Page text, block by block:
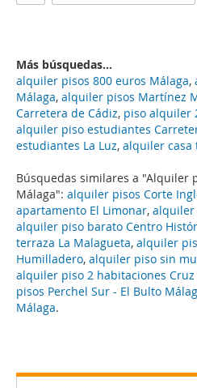
Búsquedas similares a "Alquiler
Málaga": alquiler pisos Corte
apartamento El Limonar, alquiler
alquiler piso barato Centro
terraza La Malagueta, alquiler
Humilladero, alquiler piso sin
alquiler piso 2 habitaciones
pisos Perchel Sur - El Bulto
Málaga.
Más búsquedas...
alquiler pisos 800 euros Málaga,
Málaga, alquiler pisos Martínez
Carretera de Cádiz, piso alquiler
alquiler piso estudiantes
estudiantes La Luz, alquiler casa